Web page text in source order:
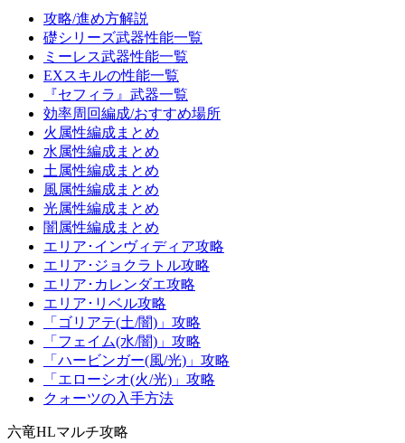
攻略/進め方解説
礎シリーズ武器性能一覧
ミーレス武器性能一覧
EXスキルの性能一覧
『セフィラ』武器一覧
効率周回編成/おすすめ場所
火属性編成まとめ
水属性編成まとめ
土属性編成まとめ
風属性編成まとめ
光属性編成まとめ
闇属性編成まとめ
エリア･インヴィディア攻略
エリア･ジョクラトル攻略
エリア･カレンダエ攻略
エリア･リベル攻略
「ゴリアテ(土/闇)」攻略
「フェイム(水/闇)」攻略
「ハービンガー(風/光)」攻略
「エローシオ(火/光)」攻略
クォーツの入手方法
六竜HLマルチ攻略